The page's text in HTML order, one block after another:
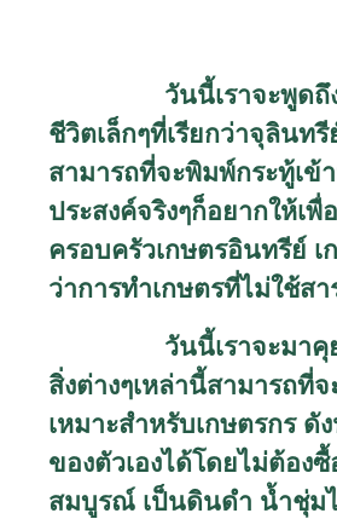
วันนี้เราจะพูด
ชีวิตเล็กๆที่เรียกว่าจุลินท
สามารถที่จะพิมพ์กระทู้เข้
ประสงค์จริงๆก็อยากให้เ
ครอบครัวเกษตรอินทรีย์
ว่าการทำเกษตรที่ไม่ใช้ส
วันนี้เราจะมา
สิ่งต่างๆเหล่านี้สามารถที่
เหมาะสำหรับเกษตรกร
ของตัวเองได้โดยไม่ต้อง
สมบูรณ์ เป็นดินดำ น้ำชุ่มไ